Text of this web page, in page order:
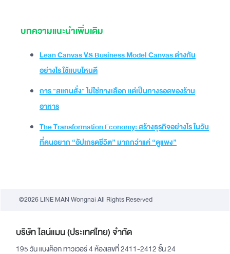
บทความแนะนำเพิ่มเติม
Lean Canvas VS Business Model Canvas ต่างกัน
อย่างไร ใช้แบบไหนดี
การ "สแกนสั่ง" ไม่ใช่ทางเลือก แต่เป็นทางรอดของร้าน
อาหาร
The Transformation Economy: สร้างธุรกิจอย่างไร ในวัน
ที่คนอยาก “อัปเกรดชีวิต” มากกว่าแค่ “ดูแพง”
©2026 LINE MAN Wongnai All Rights Reserved
บริษัท ไลน์แมน (ประเทศไทย) จำกัด
195 วัน แบงค็อก ทาวเวอร์ 4 ห้องเลขที่ 2411-2412 ชั้น 24